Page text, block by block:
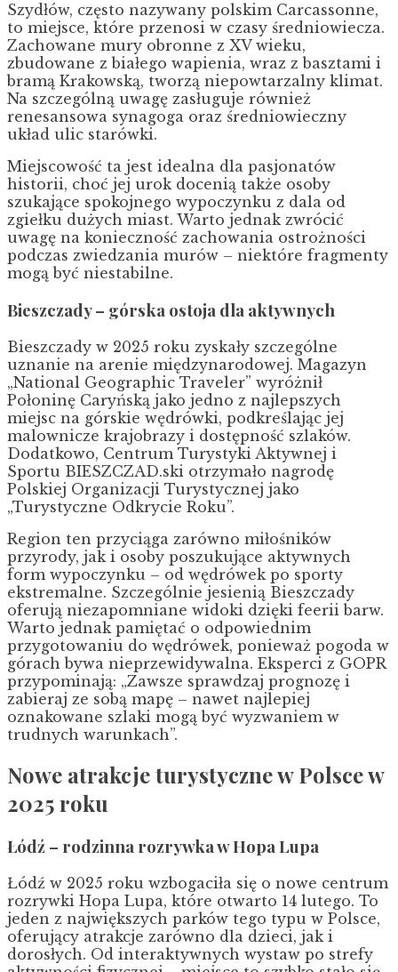
Szydłów, często nazywany polskim Carcassonne,
to miejsce, które przenosi w czasy średniowiecza.
Zachowane mury obronne z XV wieku,
zbudowane z białego wapienia, wraz z basztami i
bramą Krakowską, tworzą niepowtarzalny klimat.
Na szczególną uwagę zasługuje również
renesansowa synagoga oraz średniowieczny
układ ulic starówki.
Miejscowość ta jest idealna dla pasjonatów
historii, choć jej urok docenią także osoby
szukające spokojnego wypoczynku z dala od
zgiełku dużych miast. Warto jednak zwrócić
uwagę na konieczność zachowania ostrożności
podczas zwiedzania murów – niektóre fragmenty
mogą być niestabilne.
Bieszczady – górska ostoja dla aktywnych
Bieszczady w 2025 roku zyskały szczególne
uznanie na arenie międzynarodowej. Magazyn
„National Geographic Traveler” wyróżnił
Połoninę Caryńską jako jedno z najlepszych
miejsc na górskie wędrówki, podkreślając jej
malownicze krajobrazy i dostępność szlaków.
Dodatkowo, Centrum Turystyki Aktywnej i
Sportu BIESZCZAD.ski otrzymało nagrodę
Polskiej Organizacji Turystycznej jako
„Turystyczne Odkrycie Roku”.
Region ten przyciąga zarówno miłośników
przyrody, jak i osoby poszukujące aktywnych
form wypoczynku – od wędrówek po sporty
ekstremalne. Szczególnie jesienią Bieszczady
oferują niezapomniane widoki dzięki feerii barw.
Warto jednak pamiętać o odpowiednim
przygotowaniu do wędrówek, ponieważ pogoda w
górach bywa nieprzewidywalna. Eksperci z GOPR
przypominają: „Zawsze sprawdzaj prognozę i
zabieraj ze sobą mapę – nawet najlepiej
oznakowane szlaki mogą być wyzwaniem w
trudnych warunkach”.
Nowe atrakcje turystyczne w Polsce w
2025 roku
Łódź – rodzinna rozrywka w Hopa Lupa
Łódź w 2025 roku wzbogaciła się o nowe centrum
rozrywki Hopa Lupa, które otwarto 14 lutego. To
jeden z największych parków tego typu w Polsce,
oferujący atrakcje zarówno dla dzieci, jak i
dorosłych. Od interaktywnych wystaw po strefy